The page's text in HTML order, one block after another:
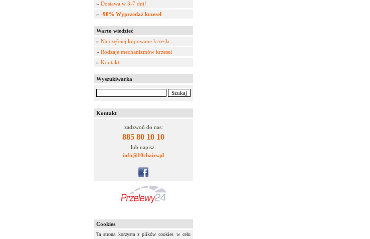
» Dostawa w 3-7 dni!
» -90% Wyprzedaż krzeseł
Warto wiedzieć
» Najczęściej kupowane krzesła
» Rodzaje mechanizmów krzeseł
» Kontakt
Wyszukiwarka
Kontakt
zadzwoń do nas:
885 80 10 10
lub napisz:
info@10chairs.pl
Cookies
Ta strona korzysta z plików cookies w celu